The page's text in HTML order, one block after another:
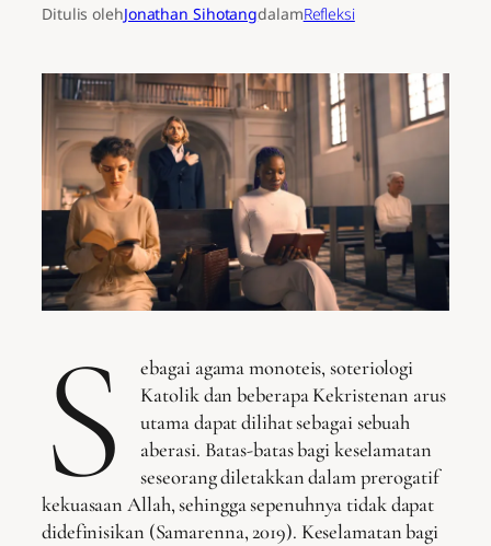
Ditulis olehJonathan SihotangdalamRefleksi
S
ebagai agama monoteis, soteriologi
Katolik dan beberapa Kekristenan arus
utama dapat dilihat sebagai sebuah
aberasi. Batas-batas bagi keselamatan
seseorang diletakkan dalam prerogatif
kekuasaan Allah, sehingga sepenuhnya tidak dapat
didefinisikan (Samarenna, 2019). Keselamatan bagi